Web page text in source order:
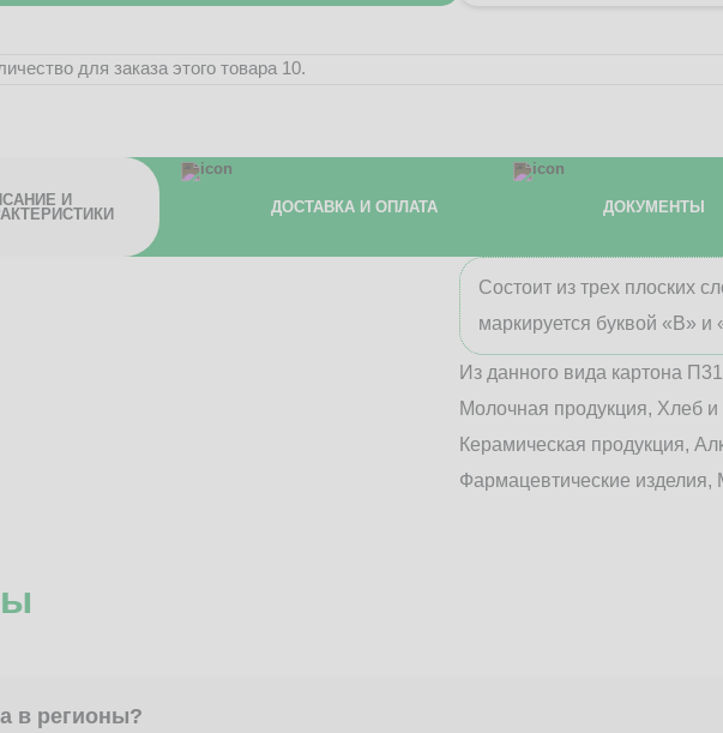
для заказа этого товара 10.
И
ДОСТАВКА И ОПЛАТА ДОКУМЕНТЫ
Состоит из трех плоских
маркируется буквой «В» и
Из данного вида картона
Молочная продукция, Хлеб
Керамическая продукция,
Фармацевтические изделия,
в регионы?